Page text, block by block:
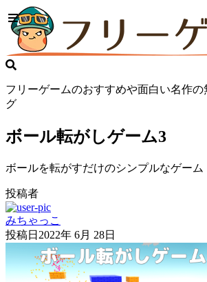
フリーゲームのおすすめや面白い名作
グ
ボール転がしゲーム3
ボールを転がすだけのシンプルなゲーム
投稿者
みちゃっこ
投稿日 2022年 6月 28日